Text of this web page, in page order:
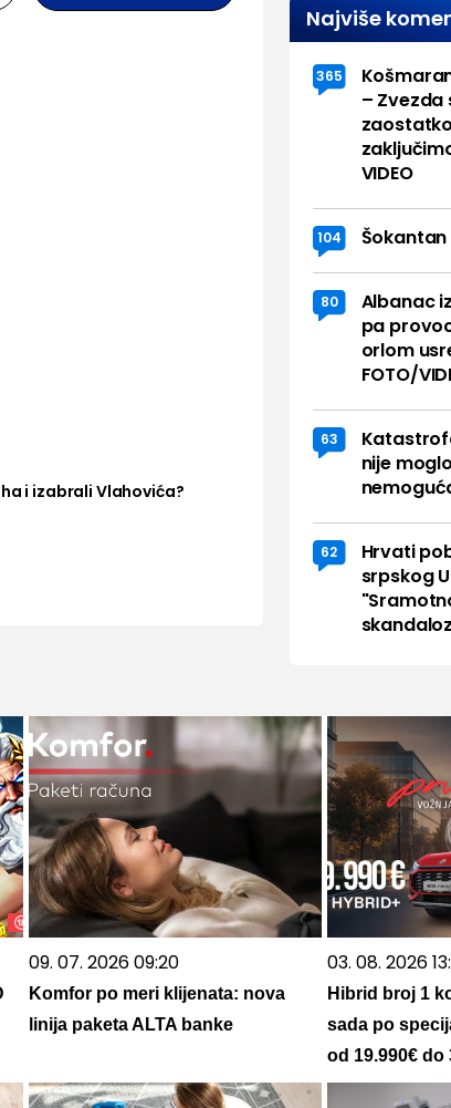
i izabrali Vlahovića?
Najviše
365
– Zvezda
VIDEO
104
80
Albanac
pa
orlom
FOTO/
63
nije
62
Hrvati
srpskog
09. 07. 2026 09:20
Komfor po meri klijenata: nova
linija paketa ALTA banke
03. 08. 2026
Hibrid broj 1
sada po
od 19.990€ do